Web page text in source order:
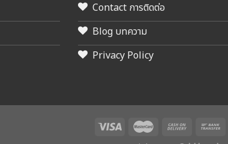
Contact การติดต่อ
Blog บทความ
Privacy Policy